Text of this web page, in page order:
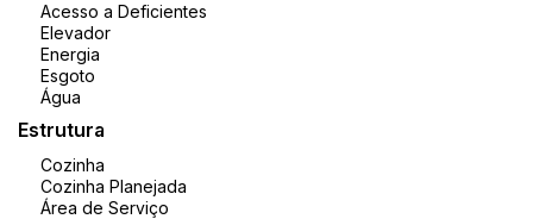
Acesso a Deficientes
Elevador
Energia
Esgoto
Água
Estrutura
Cozinha
Cozinha Planejada
Área de Serviço